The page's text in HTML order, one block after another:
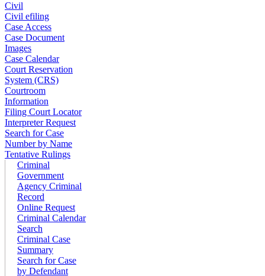
Civil
Civil efiling
Case Access
Case Document
Images
Case Calendar
Court Reservation
System (CRS)
Courtroom
Information
Filing Court Locator
Interpreter Request
Search for Case
Number by Name
Tentative Rulings
Criminal
Government
Agency Criminal
Record
Online Request
Criminal Calendar
Search
Criminal Case
Summary
Search for Case
by Defendant